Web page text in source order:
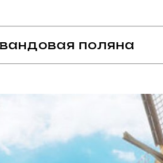
поляна